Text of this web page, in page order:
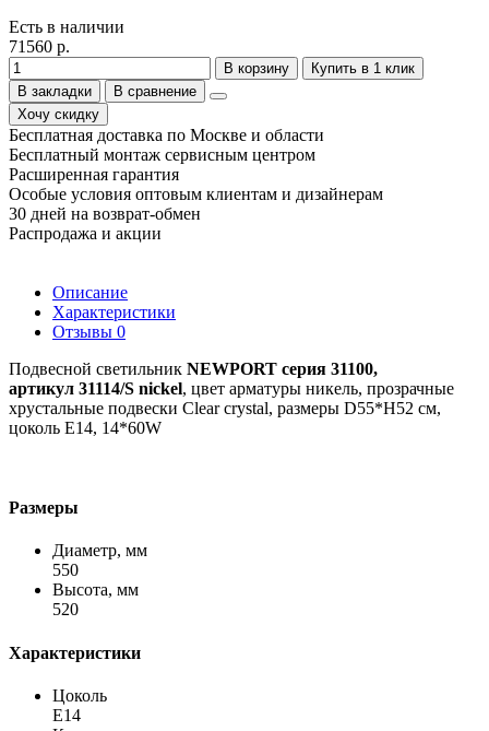
Есть в наличии
71560 р.
В корзину
Купить в 1 клик
В закладки
В сравнение
Хочу скидку
Бесплатная доставка по Москве и области
Бесплатный монтаж сервисным центром
Расширенная гарантия
Особые условия оптовым клиентам и дизайнерам
30 дней на возврат-обмен
Распродажа и акции
Описание
Характеристики
Отзывы 0
Подвесной светильник NEWPORT серия 31100,
артикул 31114/S nickel, цвет арматуры никель, прозрачные
хрустальные подвески Clear crystal, размеры D55*H52 см,
цоколь E14, 14*60W
Размеры
Диаметр, мм
550
Высота, мм
520
Характеристики
Цоколь
Е14